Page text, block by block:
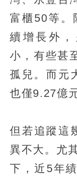
富櫃50等。
續增長外
小，有些甚
孤兒。而元
也僅9.27億元
但若追蹤這
異不大。尤
下，近5年